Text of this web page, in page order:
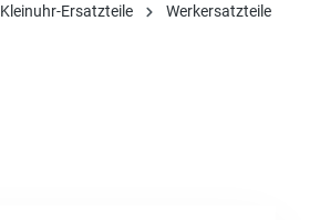
Kleinuhr-Ersatzteile
Werkersatzteile